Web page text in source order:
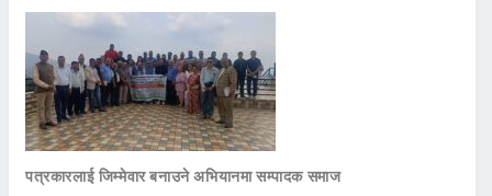
पत्रकारलाई जिम्मेवार बनाउने अभियानमा सम्पादक समाज